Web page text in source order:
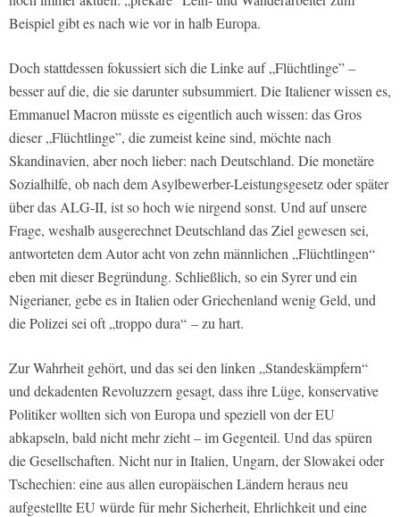
Beispiel gibt es nach wie vor in halb Europa.
Doch stattdessen fokussiert sich die Linke auf „Flüchtlinge” –
besser auf die, die sie darunter subsummiert. Die Italiener wissen es,
Emmanuel Macron müsste es eigentlich auch wissen: das Gros
dieser „Flüchtlinge”, die zumeist keine sind, möchte nach
Skandinavien, aber noch lieber: nach Deutschland. Die monetäre
Sozialhilfe, ob nach dem Asylbewerber-Leistungsgesetz oder später
über das ALG-II, ist so hoch wie nirgend sonst. Und auf unsere
Frage, weshalb ausgerechnet Deutschland das Ziel gewesen sei,
antworteten dem Autor acht von zehn männlichen „Flüchtlingen“
eben mit dieser Begründung. Schließlich, so ein Syrer und ein
Nigerianer, gebe es in Italien oder Griechenland wenig Geld, und
die Polizei sei oft „troppo dura“ – zu hart.
Zur Wahrheit gehört, und das sei den linken „Standeskämpfern“
und dekadenten Revoluzzern gesagt, dass ihre Lüge, konservative
Politiker wollten sich von Europa und speziell von der EU
abkapseln, bald nicht mehr zieht – im Gegenteil. Und das spüren
die Gesellschaften. Nicht nur in Italien, Ungarn, der Slowakei oder
Tschechien: eine aus allen europäischen Ländern heraus neu
aufgestellte EU würde für mehr Sicherheit, Ehrlichkeit und eine